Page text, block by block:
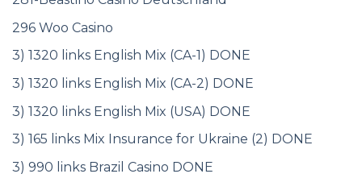
296 Woo Casino
3) 1320 links English Mix (CA-1) DONE
3) 1320 links English Mix (CA-2) DONE
3) 1320 links English Mix (USA) DONE
3) 165 links Mix Insurance for Ukraine (2) DONE
3) 990 links Brazil Casino DONE